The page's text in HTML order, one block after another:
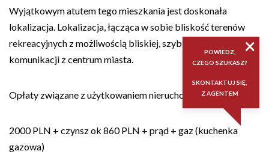
Wyjątkowym atutem tego mieszkania jest doskonała
lokalizacja. Lokalizacja, łącząca w sobie bliskość terenów
rekreacyjnych z możliwością bliskiej, szybkiej i wygodnej
komunikacji z centrum miasta.
Opłaty związane z użytkowaniem nieruchomości to:
2000 PLN + czynsz ok 860 PLN + prąd + gaz (kuchenka
gazowa)
×
POWIEDZ,
CZEGO SZUKASZ?
SKONTAKTUJ SIĘ,
Z AGENTEM